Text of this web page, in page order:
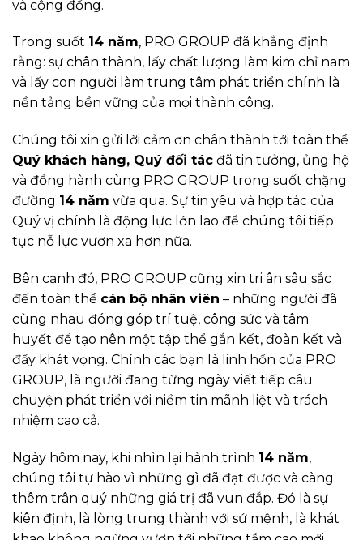
và cộng đồng.
Trong suốt 14 năm, PRO GROUP đã khẳng định
rằng: sự chân thành, lấy chất lượng làm kim chỉ nam
và lấy con người làm trung tâm phát triển chính là
nền tảng bền vững của mọi thành công.
Chúng tôi xin gửi lời cảm ơn chân thành tới toàn thể
Quý khách hàng, Quý đối tác đã tin tưởng, ủng hộ
và đồng hành cùng PRO GROUP trong suốt chặng
đường 14 năm vừa qua. Sự tin yêu và hợp tác của
Quý vị chính là động lực lớn lao để chúng tôi tiếp
tục nỗ lực vươn xa hơn nữa.
Bên cạnh đó, PRO GROUP cũng xin tri ân sâu sắc
đến toàn thể cán bộ nhân viên – những người đã
cùng nhau đóng góp trí tuệ, công sức và tâm
huyết để tạo nên một tập thể gắn kết, đoàn kết và
đầy khát vọng. Chính các bạn là linh hồn của PRO
GROUP, là người đang từng ngày viết tiếp câu
chuyện phát triển với niềm tin mãnh liệt và trách
nhiệm cao cả.
Ngày hôm nay, khi nhìn lại hành trình 14 năm,
chúng tôi tự hào vì những gì đã đạt được và càng
thêm trân quý những giá trị đã vun đắp. Đó là sự
kiên định, là lòng trung thành với sứ mệnh, là khát